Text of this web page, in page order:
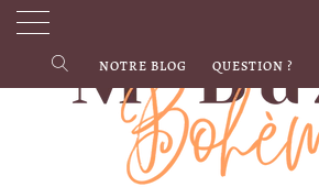
NOTRE BLOG QUESTION ?